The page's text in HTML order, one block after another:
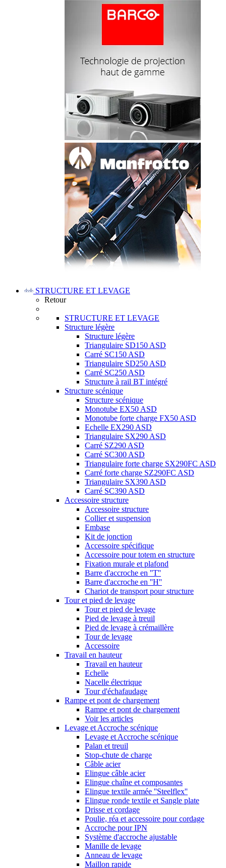
STRUCTURE ET LEVAGE
Retour
STRUCTURE ET LEVAGE
Structure légère
Structure légère
Triangulaire SD150 ASD
Carré SC150 ASD
Triangulaire SD250 ASD
Carré SC250 ASD
Structure à rail BT intégré
Structure scénique
Structure scénique
Monotube EX50 ASD
Monotube forte charge FX50 ASD
Echelle EX290 ASD
Triangulaire SX290 ASD
Carré SZ290 ASD
Carré SC300 ASD
Triangulaire forte charge SX290FC ASD
Carré forte charge SZ290FC ASD
Triangulaire SX390 ASD
Carré SC390 ASD
Accessoire structure
Accessoire structure
Collier et suspension
Embase
Kit de jonction
Accessoire spécifique
Accessoire pour totem en structure
Fixation murale et plafond
Barre d'accroche en ''T''
Barre d'accroche en ''H''
Chariot de transport pour structure
Tour et pied de levage
Tour et pied de levage
Pied de levage à treuil
Pied de levage à crémaillère
Tour de levage
Accessoire
Travail en hauteur
Travail en hauteur
Echelle
Nacelle électrique
Tour d'échafaudage
Rampe et pont de chargement
Rampe et pont de chargement
Voir les articles
Levage et Accroche scénique
Levage et Accroche scénique
Palan et treuil
Stop-chute de charge
Câble acier
Elingue câble acier
Elingue chaîne et composantes
Elingue textile armée ''Steelflex''
Elingue ronde textile et Sangle plate
Drisse et cordage
Poulie, réa et accessoire pour cordage
Accroche pour IPN
Système d'accroche ajustable
Manille de levage
Anneau de levage
Maillon rapide